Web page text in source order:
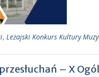
, Leżajski Konkurs Kultury
– X